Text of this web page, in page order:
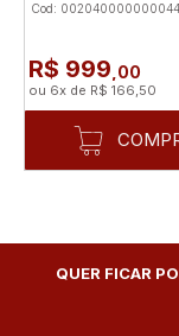
Cod: 002040000000044
R$ 999 ,00
ou 6x de R$ 166,50
QUER FICAR